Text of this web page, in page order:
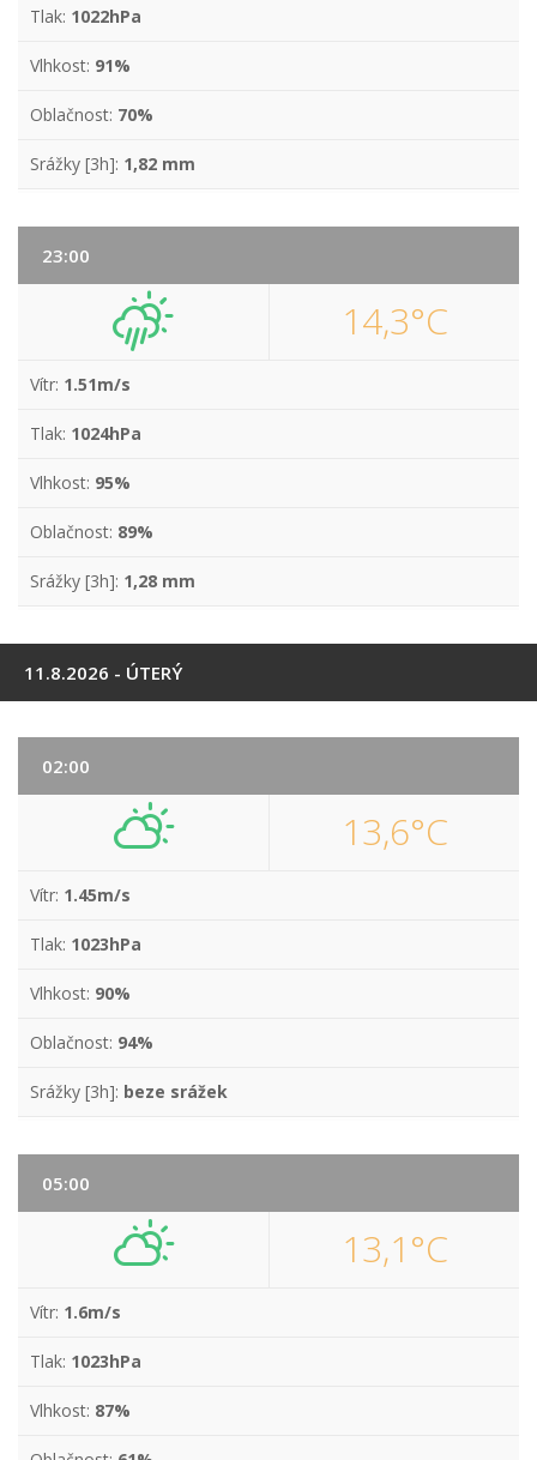
Tlak: 1022hPa
Vlhkost: 91%
Oblačnost: 70%
Srážky [3h]: 1,82 mm
23:00
14,3°C
Vítr: 1.51m/s
Tlak: 1024hPa
Vlhkost: 95%
Oblačnost: 89%
Srážky [3h]: 1,28 mm
11.8.2026 - ÚTERÝ
02:00
13,6°C
Vítr: 1.45m/s
Tlak: 1023hPa
Vlhkost: 90%
Oblačnost: 94%
Srážky [3h]: beze srážek
05:00
13,1°C
Vítr: 1.6m/s
Tlak: 1023hPa
Vlhkost: 87%